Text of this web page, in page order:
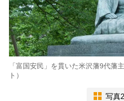
「富国安民」を貫いた米沢藩9代藩
ト）
写真